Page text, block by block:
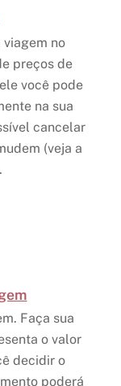
no
preços de
você pode
na sua
cancelar
(veja a
Faça sua
o valor
decidir o
poderá